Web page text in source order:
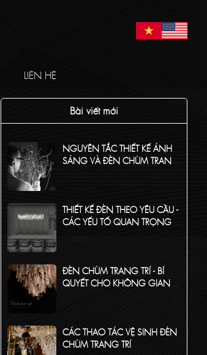
LIÊN HỆ
Bài viết mới
NGUYÊN TẮC THIẾT KẾ ÁNH
SÁNG VÀ ĐÈN CHÙM TRANG
THIẾT KẾ ĐÈN THEO YÊU CẦU -
CÁC YẾU TỐ QUAN TRỌNG
ĐÈN CHÙM TRANG TRÍ - BÍ
QUYẾT CHO KHÔNG GIAN
CÁC THAO TÁC VỆ SINH ĐÈN
CHÙM TRANG TRÍ